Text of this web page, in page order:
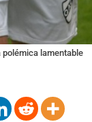
polémica lamentable